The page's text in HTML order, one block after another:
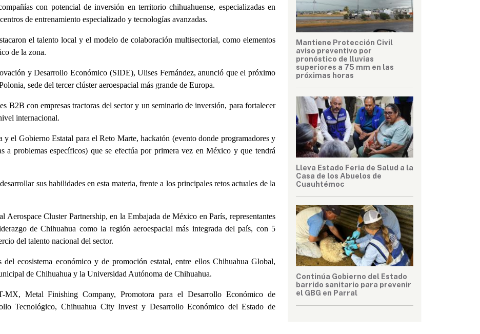
con potencial de inversión en territorio chihuahuense, especializadas en
de entrenamiento especializado y tecnologías avanzadas.
el talento local y el modelo de colaboración multisectorial, como elementos
de la zona.
y Desarrollo Económico (SIDE), Ulises Fernández, anunció que el próximo
sede del tercer clúster aeroespacial más grande de Europa.
B2B con empresas tractoras del sector y un seminario de inversión, para fortalecer
internacional.
el Gobierno Estatal para el Reto Marte, hackatón (evento donde programadores y
a problemas específicos) que se efectúa por primera vez en México y que tendrá
sus habilidades en esta materia, frente a los principales retos actuales de la
Cluster Partnership, en la Embajada de México en París, representantes
de Chihuahua como la región aeroespacial más integrada del país, con 5
del talento nacional del sector.
ecosistema económico y de promoción estatal, entre ellos Chihuahua Global,
de Chihuahua y la Universidad Autónoma de Chihuahua.
Metal Finishing Company, Promotora para el Desarrollo Económico de
Tecnológico, Chihuahua City Invest y Desarrollo Económico del Estado de
Mantiene Protección Civil
aviso preventivo por
pronóstico de lluvias
superiores a 75 mm en las
próximas horas
Lleva Estado Feria de Salud a la
Casa de los Abuelos de
Cuauhtémoc
Continúa Gobierno del Estado
barrido sanitario para prevenir
el GBG en Parral